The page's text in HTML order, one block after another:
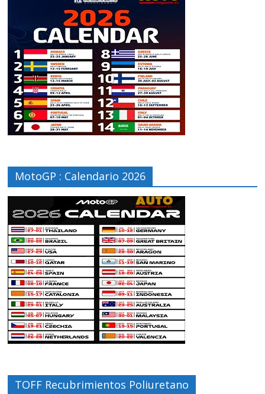
MotoGP : Calendario 2026
TOFF Recubrimientos Poliuretano